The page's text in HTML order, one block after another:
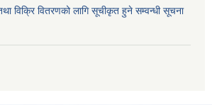
विक्रि वितरणको लागि सूचीकृत हुने सम्वन्धी सूचना